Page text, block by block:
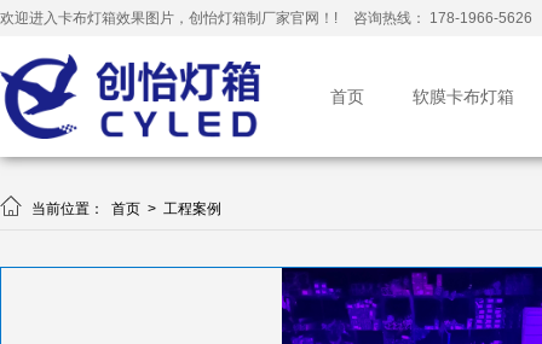
欢迎进入卡布灯箱效果图片，创怡灯箱制厂家官网！! 咨询热线： 178-1966-5626
首页 软膜卡布灯箱
 当前位置： 首页 > 工程案例